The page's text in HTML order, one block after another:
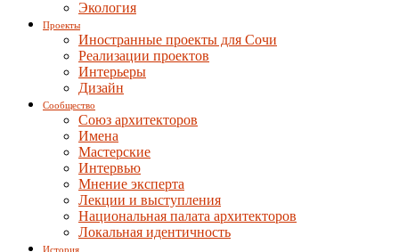
Экология
Проекты
Иностранные проекты для Сочи
Реализации проектов
Интерьеры
Дизайн
Сообщество
Союз архитекторов
Имена
Мастерские
Интервью
Мнение эксперта
Лекции и выступления
Национальная палата архитекторов
Локальная идентичность
История